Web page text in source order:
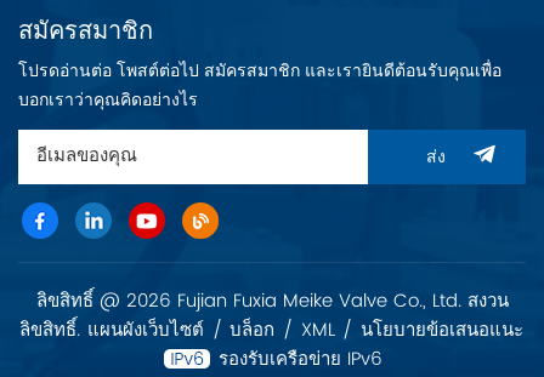
สมัครสมาชิก
โปรดอ่านต่อ โพสต์ต่อไป สมัครสมาชิก และเรายินดีต้อนรับคุณเพื่อ
บอกเราว่าคุณคิดอย่างไร
ส่ง
ลิขสิทธิ์ @ 2026 Fujian Fuxia Meike Valve Co., Ltd. สงวน
ลิขสิทธิ์. แผนผังเว็บไซต์ / บล็อก / XML / นโยบายข้อเสนอแนะ
รองรับเครือข่าย IPv6